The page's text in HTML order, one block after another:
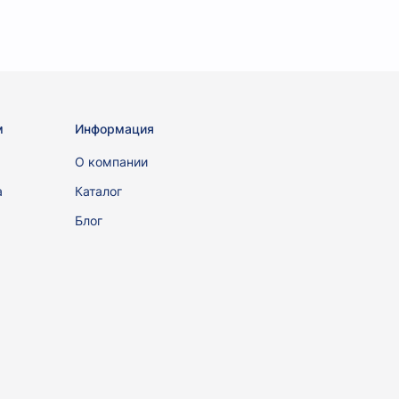
Информация
О компании
Каталог
Блог